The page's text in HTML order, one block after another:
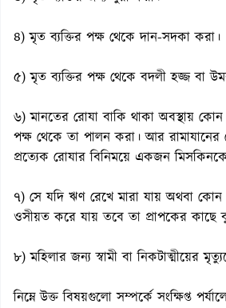
৪) মৃত ব্যক্তির পক্ষ থেকে দান-সদকা করা।
৫) মৃত ব্যক্তির পক্ষ থেকে বদলী হজ্জ বা
৬) মানতের রোযা বাকি থাকা অবস্থায় কোন
পক্ষ থেকে তা পালন করা। আর রামাযানের
প্রত্যেক রোযার বিনিময়ে একজন
৭) সে যদি ঋণ রেখে মারা যায় অথবা কোন
ওসীয়ত করে যায় তবে তা প্রাপকের কাছে
৮) মহিলার জন্য স্বামী বা নিকটাত্মীয়ের
নিম্নে উক্ত বিষয়গুলো সম্পর্কে সংক্ষিপ্ত